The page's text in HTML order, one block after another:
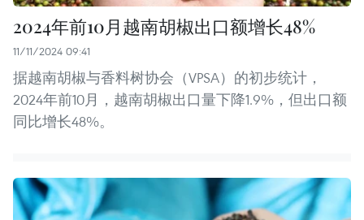
2024年前10月越南胡椒出口额增长48%
11/11/2024 09:41
据越南胡椒与香料树协会（VPSA）的初步统计，
2024年前10月，越南胡椒出口量下降1.9%，但出口额
同比增长48%。